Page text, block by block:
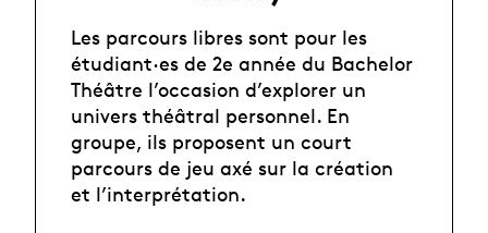
Les parcours libres sont pour les
étudiant·es de 2e année du Bachelor
Théâtre l’occasion d’explorer un
univers théâtral personnel. En
groupe, ils proposent un court
parcours de jeu axé sur la création
et l’interprétation.